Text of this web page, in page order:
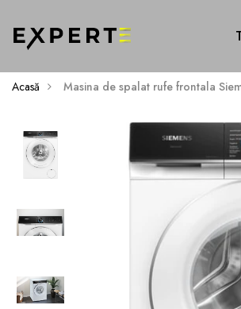
Acasă Masina de spalat rufe frontala